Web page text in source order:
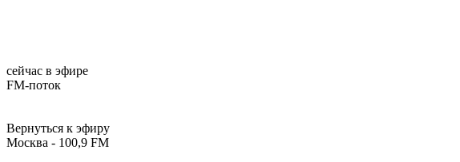
сейчас в эфире
FM-поток
Вернуться к эфиру
Москва - 100,9 FM